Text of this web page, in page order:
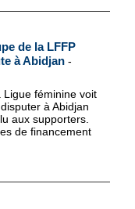
de la LFFP
à Abidjan -
féminine voit
à Abidjan
aux supporters.
de financement